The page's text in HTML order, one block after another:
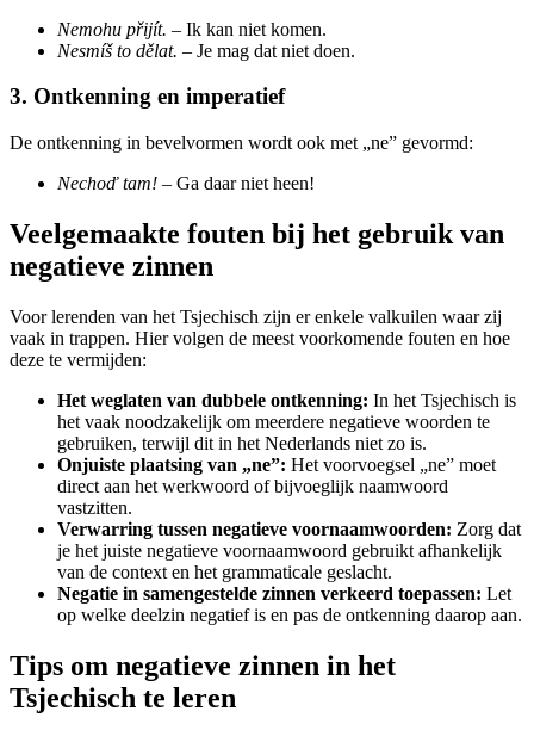
Nemohu přijít. – Ik kan niet komen.
Nesmíš to dělat. – Je mag dat niet doen.
3. Ontkenning en imperatief
De ontkenning in bevelvormen wordt ook met „ne” gevormd:
Nechoď tam! – Ga daar niet heen!
Veelgemaakte fouten bij het gebruik van
negatieve zinnen
Voor lerenden van het Tsjechisch zijn er enkele valkuilen waar zij
vaak in trappen. Hier volgen de meest voorkomende fouten en hoe
deze te vermijden:
Het weglaten van dubbele ontkenning: In het Tsjechisch is
het vaak noodzakelijk om meerdere negatieve woorden te
gebruiken, terwijl dit in het Nederlands niet zo is.
Onjuiste plaatsing van „ne”: Het voorvoegsel „ne” moet
direct aan het werkwoord of bijvoeglijk naamwoord
vastzitten.
Verwarring tussen negatieve voornaamwoorden: Zorg dat
je het juiste negatieve voornaamwoord gebruikt afhankelijk
van de context en het grammaticale geslacht.
Negatie in samengestelde zinnen verkeerd toepassen: Let
op welke deelzin negatief is en pas de ontkenning daarop aan.
Tips om negatieve zinnen in het
Tsjechisch te leren